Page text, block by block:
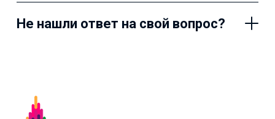
Не нашли ответ на свой вопрос?